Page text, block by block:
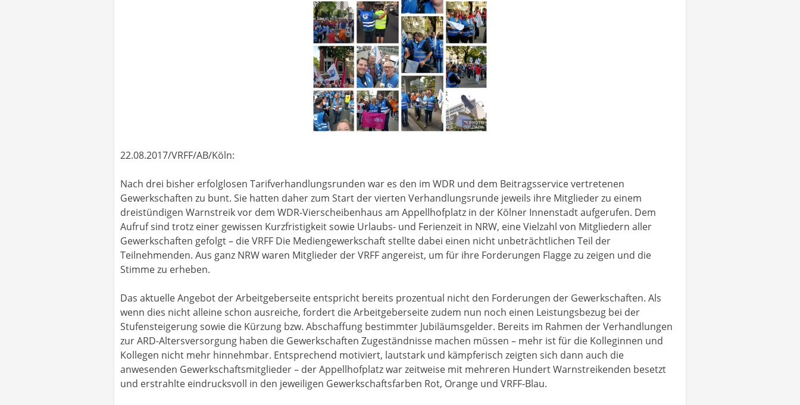
22.08.2017/VRFF/AB/Köln:
Nach drei bisher erfolglosen Tarifverhandlungsrunden war es den im WDR und dem Beitragsservice vertretenen
Gewerkschaften zu bunt. Sie hatten daher zum Start der vierten Verhandlungsrunde jeweils ihre Mitglieder zu einem
dreistündigen Warnstreik vor dem WDR-Vierscheibenhaus am Appellhofplatz in der Kölner Innenstadt aufgerufen. Dem
Aufruf sind trotz einer gewissen Kurzfristigkeit sowie Urlaubs- und Ferienzeit in NRW, eine Vielzahl von Mitgliedern aller
Gewerkschaften gefolgt – die VRFF Die Mediengewerkschaft stellte dabei einen nicht unbeträchtlichen Teil der
Teilnehmenden. Aus ganz NRW waren Mitglieder der VRFF angereist, um für ihre Forderungen Flagge zu zeigen und die
Stimme zu erheben.
Das aktuelle Angebot der Arbeitgeberseite entspricht bereits prozentual nicht den Forderungen der Gewerkschaften. Als
wenn dies nicht alleine schon ausreiche, fordert die Arbeitgeberseite zudem nun noch einen Leistungsbezug bei der
Stufensteigerung sowie die Kürzung bzw. Abschaffung bestimmter Jubiläumsgelder. Bereits im Rahmen der Verhandlungen
zur ARD-Altersversorgung haben die Gewerkschaften Zugeständnisse machen müssen – mehr ist für die Kolleginnen und
Kollegen nicht mehr hinnehmbar. Entsprechend motiviert, lautstark und kämpferisch zeigten sich dann auch die
anwesenden Gewerkschaftsmitglieder – der Appellhofplatz war zeitweise mit mehreren Hundert Warnstreikenden besetzt
und erstrahlte eindrucksvoll in den jeweiligen Gewerkschaftsfarben Rot, Orange und VRFF-Blau.